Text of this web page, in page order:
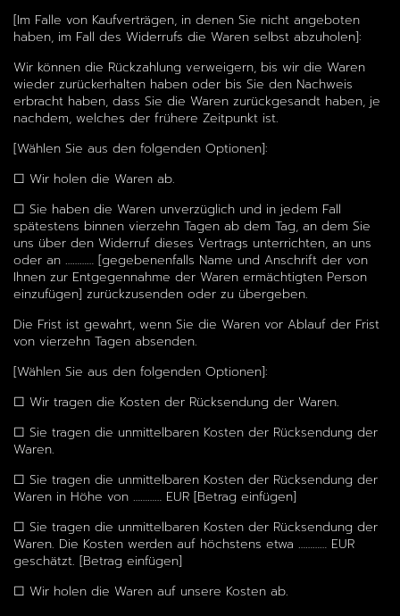
[Im Falle von Kaufverträgen, in denen Sie nicht angeboten
haben, im Fall des Widerrufs die Waren selbst abzuholen]:
Wir können die Rückzahlung verweigern, bis wir die Waren
wieder zurückerhalten haben oder bis Sie den Nachweis
erbracht haben, dass Sie die Waren zurückgesandt haben, je
nachdem, welches der frühere Zeitpunkt ist.
[Wählen Sie aus den folgenden Optionen]:
☐ Wir holen die Waren ab.
☐ Sie haben die Waren unverzüglich und in jedem Fall
spätestens binnen vierzehn Tagen ab dem Tag, an dem Sie
uns über den Widerruf dieses Vertrags unterrichten, an uns
oder an ………… [gegebenenfalls Name und Anschrift der von
Ihnen zur Entgegennahme der Waren ermächtigten Person
einzufügen] zurückzusenden oder zu übergeben.
Die Frist ist gewahrt, wenn Sie die Waren vor Ablauf der Frist
von vierzehn Tagen absenden.
[Wählen Sie aus den folgenden Optionen]:
☐ Wir tragen die Kosten der Rücksendung der Waren.
☐ Sie tragen die unmittelbaren Kosten der Rücksendung der
Waren.
☐ Sie tragen die unmittelbaren Kosten der Rücksendung der
Waren in Höhe von ………… EUR [Betrag einfügen]
☐ Sie tragen die unmittelbaren Kosten der Rücksendung der
Waren. Die Kosten werden auf höchstens etwa ………… EUR
geschätzt. [Betrag einfügen]
☐ Wir holen die Waren auf unsere Kosten ab.